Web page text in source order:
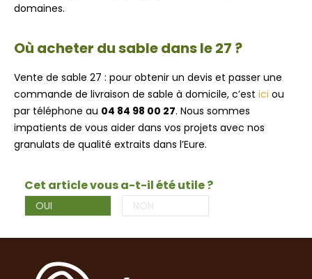
domaines.
Où acheter du sable dans le 27 ?
Vente de sable 27 : pour obtenir un devis et passer une
commande de livraison de sable à domicile, c’est ici ou
par téléphone au 04 84 98 00 27. Nous sommes
impatients de vous aider dans vos projets avec nos
granulats de qualité extraits dans l’Eure.
Cet article vous a-t-il été utile ?
OUI NON